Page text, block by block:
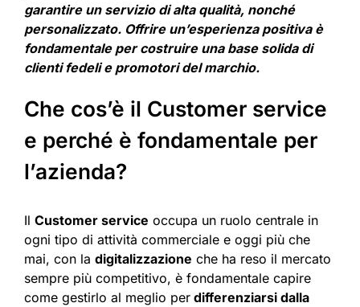
garantire un servizio di alta qualità, nonché
personalizzato. Offrire un’esperienza positiva è
fondamentale per costruire una base solida di
clienti fedeli e promotori del marchio.
Che cos’è il Customer service
e perché è fondamentale per
l’azienda?
Il Customer service occupa un ruolo centrale in
ogni tipo di attività commerciale e oggi più che
mai, con la digitalizzazione che ha reso il mercato
sempre più competitivo, è fondamentale capire
come gestirlo al meglio per differenziarsi dalla